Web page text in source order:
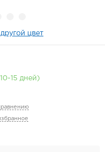
другой цвет
15 дней)